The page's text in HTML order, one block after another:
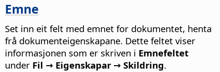
Emne
Set inn eit felt med emnet for dokumentet, henta
frå dokumenteigenskapane. Dette feltet viser
informasjonen som er skriven i Emnefeltet
under Fil → Eigenskapar → Skildring.